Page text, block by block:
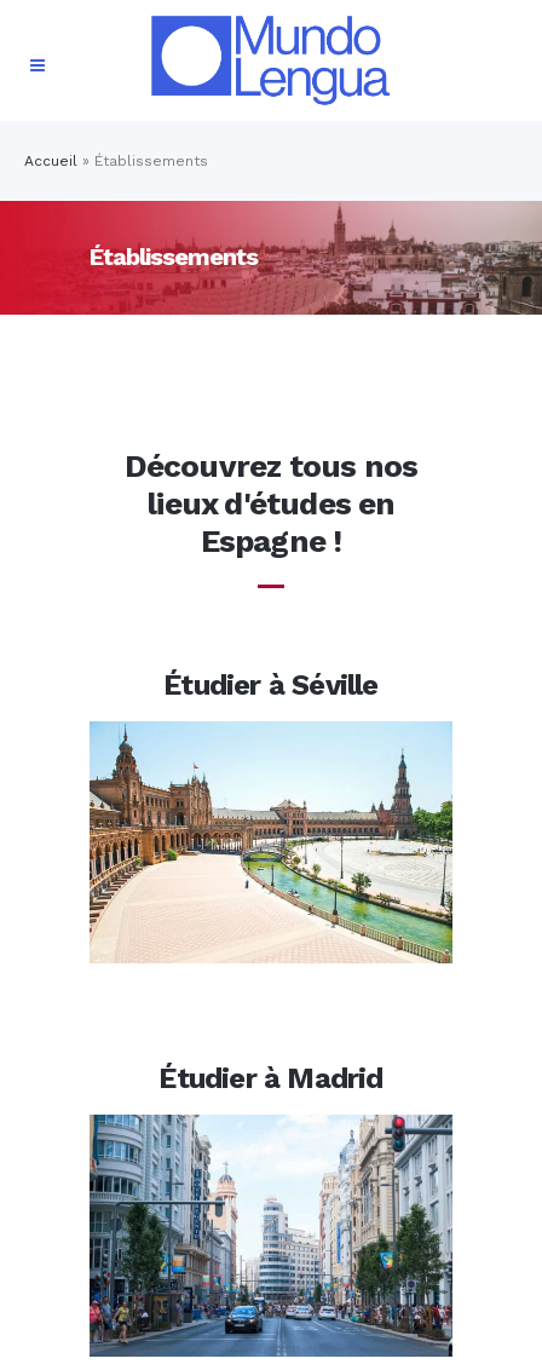
Accueil » Établissements
Établissements
Découvrez tous nos
lieux d'études en
Espagne !
Étudier à Séville
Étudier à Madrid